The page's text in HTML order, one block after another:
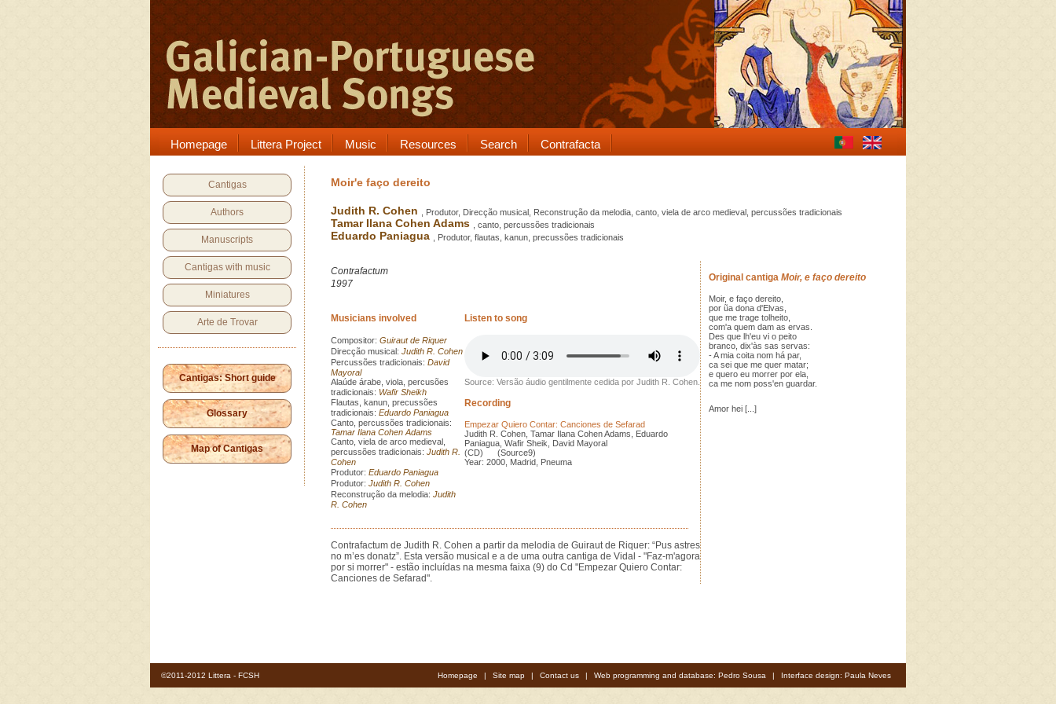
Homepage Littera Project Music Resources Search Contrafacta
Cantigas
Authors
Manuscripts
Cantigas with music
Miniatures
Arte de Trovar
Cantigas: Short guide
Glossary
Map of Cantigas
Moir'e faço dereito
Judith R. Cohen , Produtor, Direcção musical, Reconstrução da melodia, canto, viela de arco medieval, percussões tradicionais
Tamar Ilana Cohen Adams , canto, percussões tradicionais
Eduardo Paniagua , Produtor, flautas, kanun, precussões tradicionais
Contrafactum
1997
Musicians involved
Compositor: Guiraut de Riquer
Direcção musical: Judith R. Cohen
Percussões tradicionais: David
Mayoral
Alaúde árabe, viola, percusões
tradicionais: Wafir Sheikh
Flautas, kanun, precussões
tradicionais: Eduardo Paniagua
Canto, percussões tradicionais:
Tamar Ilana Cohen Adams
Canto, viela de arco medieval,
percussões tradicionais: Judith R.
Cohen
Produtor: Eduardo Paniagua
Produtor: Judith R. Cohen
Reconstrução da melodia: Judith
R. Cohen
Listen to song
Source: Versão áudio gentilmente cedida por Judith R. Cohen.
Recording
Empezar Quiero Contar: Canciones de Sefarad
Judith R. Cohen, Tamar Ilana Cohen Adams, Eduardo
Paniagua, Wafir Sheik, David Mayoral
(CD) (Source9)
Year: 2000, Madrid, Pneuma
Contrafactum de Judith R. Cohen a partir da melodia de Guiraut de Riquer: “Pus astres
no m’es donatz”. Esta versão musical e a de uma outra cantiga de Vidal - "Faz-m'agora
por si morrer" - estão incluídas na mesma faixa (9) do Cd "Empezar Quiero Contar:
Canciones de Sefarad".
Original cantiga Moir, e faço dereito
Moir, e faço dereito,
por ũa dona d'Elvas,
que me trage tolheito,
com'a quem dam as ervas.
Des que lh'eu vi o peito
branco, dix'às sas servas:
- A mia coita nom há par,
ca sei que me quer matar;
e quero eu morrer por ela,
ca me nom poss'en guardar.
Amor hei [...]
©2011-2012 Littera - FCSH Homepage | Site map | Contact us | Web programming and database: Pedro Sousa | Interface design: Paula Neves